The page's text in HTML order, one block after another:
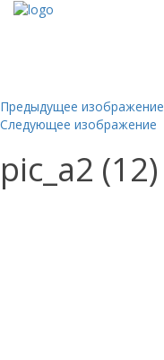
Предыдущее изображение
Следующее изображение
pic_a2 (12)